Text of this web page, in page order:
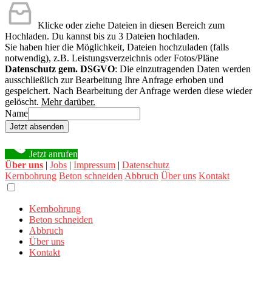
Klicke oder ziehe Dateien in diesen Bereich zum
Hochladen. Du kannst bis zu 3 Dateien hochladen.
Sie haben hier die Möglichkeit, Dateien hochzuladen (falls
notwendig), z.B. Leistungsverzeichnis oder Fotos/Pläne
Datenschutz gem. DSGVO: Die einzutragenden Daten werden
ausschließlich zur Bearbeitung Ihre Anfrage erhoben und
gespeichert. Nach Bearbeitung der Anfrage werden diese wieder
gelöscht. Mehr darüber.
Name
Jetzt absenden
Jetzt anrufen
Über uns | Jobs | Impressum | Datenschutz
Kernbohrung Beton schneiden Abbruch Über uns Kontakt
Kernbohrung
Beton schneiden
Abbruch
Über uns
Kontakt